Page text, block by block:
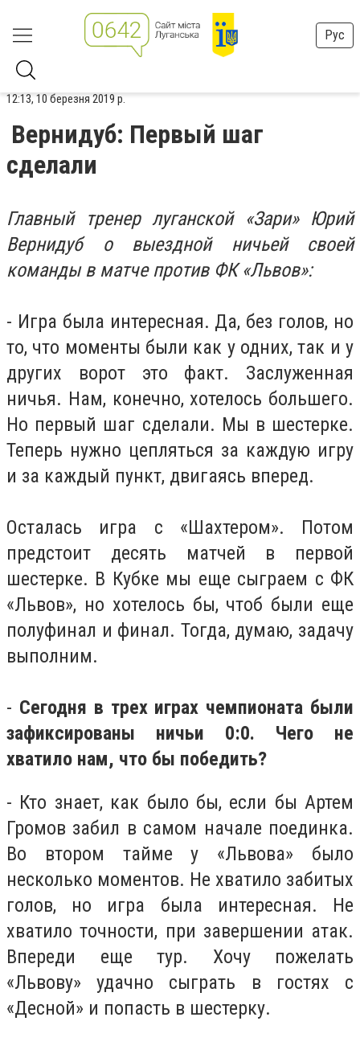
Рус
12:13, 10 березня 2019 р.
Вернидуб: Первый шаг
сделали
Главный тренер луганской «Зари» Юрий
Вернидуб о выездной ничьей своей
команды в матче против ФК «Львов»:
- Игра была интересная. Да, без голов, но
то, что моменты были как у одних, так и у
других ворот это факт. Заслуженная
ничья. Нам, конечно, хотелось большего.
Но первый шаг сделали. Мы в шестерке.
Теперь нужно цепляться за каждую игру
и за каждый пункт, двигаясь вперед.
Осталась игра с «Шахтером». Потом
предстоит десять матчей в первой
шестерке. В Кубке мы еще сыграем с ФК
«Львов», но хотелось бы, чтоб были еще
полуфинал и финал. Тогда, думаю, задачу
выполним.
- Сегодня в трех играх чемпионата были
зафиксированы ничьи 0:0. Чего не
хватило нам, что бы победить?
- Кто знает, как было бы, если бы Артем
Громов забил в самом начале поединка.
Во втором тайме у «Львова» было
несколько моментов. Не хватило забитых
голов, но игра была интересная. Не
хватило точности, при завершении атак.
Впереди еще тур. Хочу пожелать
«Львову» удачно сыграть в гостях с
«Десной» и попасть в шестерку.